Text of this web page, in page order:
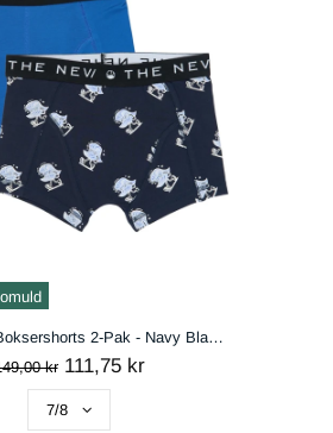
TNThe New Boksershorts 2-Pak - Navy Blazer AOP
kr 111,75 kr